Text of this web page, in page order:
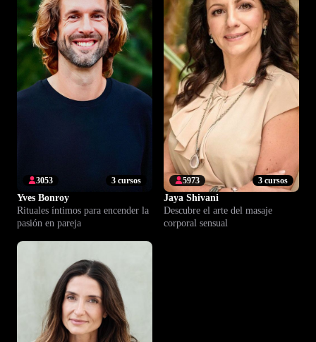
3 cursos
3053
Yves Bonroy
Rituales íntimos para encender la
pasión en pareja
3 cursos
5973
Jaya Shivani
Descubre el arte del masaje
corporal sensual